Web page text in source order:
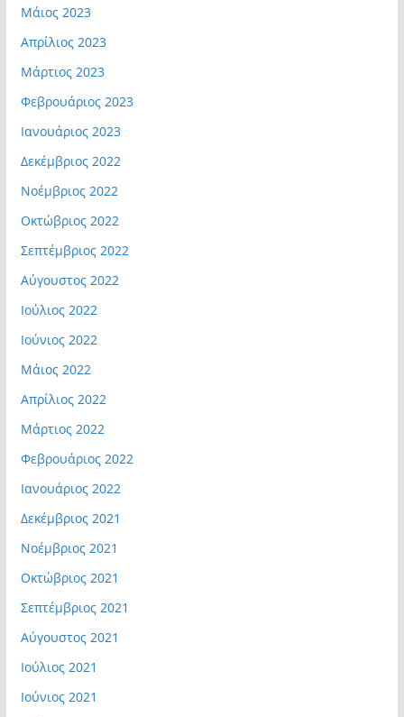
Μάιος 2023
Απρίλιος 2023
Μάρτιος 2023
Φεβρουάριος 2023
Ιανουάριος 2023
Δεκέμβριος 2022
Νοέμβριος 2022
Οκτώβριος 2022
Σεπτέμβριος 2022
Αύγουστος 2022
Ιούλιος 2022
Ιούνιος 2022
Μάιος 2022
Απρίλιος 2022
Μάρτιος 2022
Φεβρουάριος 2022
Ιανουάριος 2022
Δεκέμβριος 2021
Νοέμβριος 2021
Οκτώβριος 2021
Σεπτέμβριος 2021
Αύγουστος 2021
Ιούλιος 2021
Ιούνιος 2021